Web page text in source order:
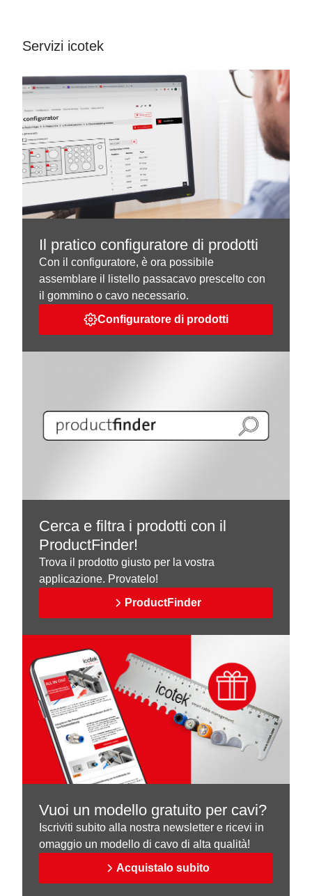
Servizi icotek
Il pratico configuratore di prodotti
Con il configuratore, è ora possibile
assemblare il listello passacavo prescelto con
il gommino o cavo necessario.
Configuratore di prodotti
Cerca e filtra i prodotti con il
ProductFinder!
Trova il prodotto giusto per la vostra
applicazione. Provatelo!
ProductFinder
Vuoi un modello gratuito per cavi?
Iscriviti subito alla nostra newsletter e ricevi in
omaggio un modello di cavo di alta qualità!
Acquistalo subito